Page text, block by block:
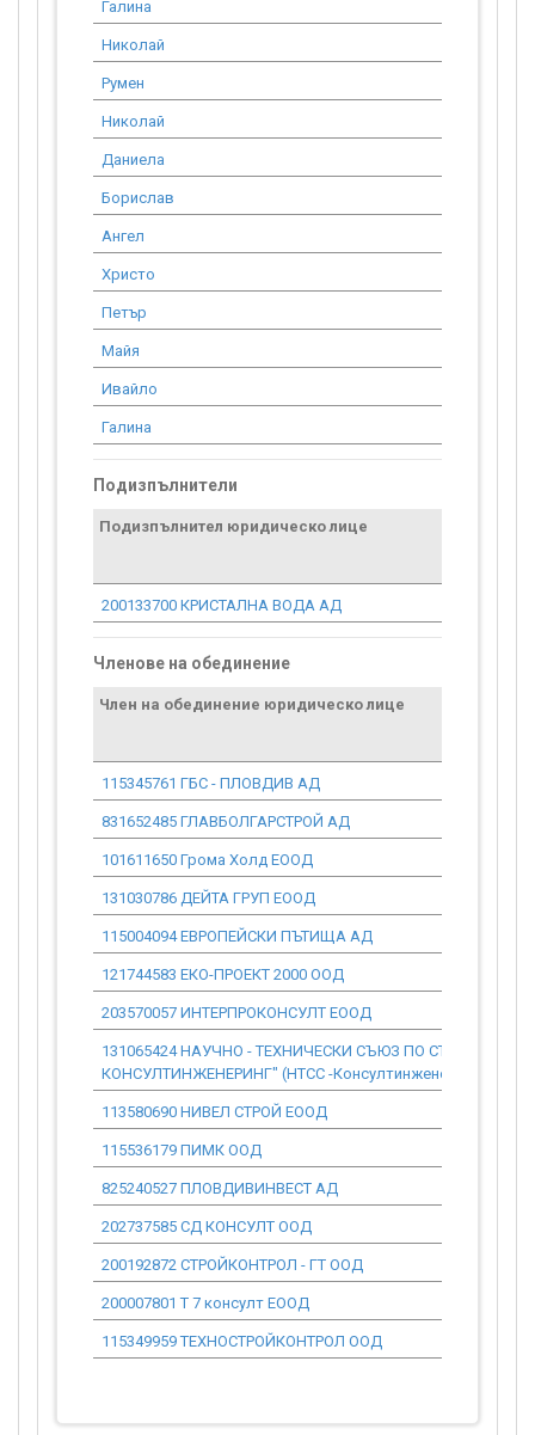
Галина
Николай
Румен
Николай
Даниела
Борислав
Ангел
Христо
Петър
Майя
Ивайло
Галина
Подизпълнители
Подизпълнител юридическо лице
200133700 КРИСТАЛНА ВОДА АД
Членове на обединение
Член на обединение юридическо лице
115345761 ГБС - ПЛОВДИВ АД
831652485 ГЛАВБОЛГАРСТРОЙ АД
101611650 Грома Холд ЕООД
131030786 ДЕЙТА ГРУП ЕООД
115004094 ЕВРОПЕЙСКИ ПЪТИЩА АД
121744583 ЕКО-ПРОЕКТ 2000 ООД
203570057 ИНТЕРПРОКОНСУЛТ ЕООД
131065424 НАУЧНО - ТЕХНИЧЕСКИ СЪЮЗ ПО
КОНСУЛТИНЖЕНЕРИНГ" (НТСС -Консултинженеринг" )
113580690 НИВЕЛ СТРОЙ ЕООД
115536179 ПИМК ООД
825240527 ПЛОВДИВИНВЕСТ АД
202737585 СД КОНСУЛТ ООД
200192872 СТРОЙКОНТРОЛ - ГТ ООД
200007801 Т 7 консулт ЕООД
115349959 ТЕХНОСТРОЙКОНТРОЛ ООД